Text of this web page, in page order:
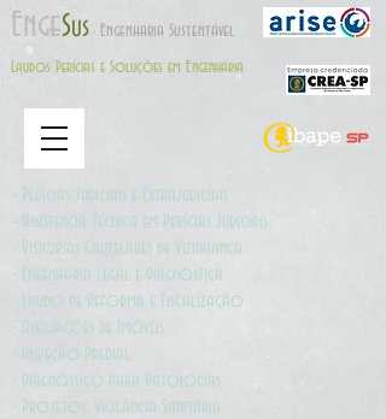
EngeSus - Engenharia Sustentável
Laudos Perícias e Soluções em Engenharia
- Perícias Judiciais e Extrajudiciais
- Assistência Técnica em Perícias Judiciais
- Vistorias Cautelares de Vizinhança
- Engenharia Legal e Diagnóstica
- Laudo de Reforma e Fiscalização
- Avaliações de Imóveis
- Inspeção Predial
- Diagnóstico para Patologias
- Projetos, Vigilância Sanitária